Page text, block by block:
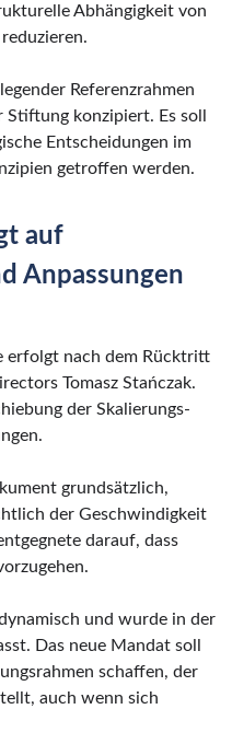
Abhängigkeit von
Referenzrahmen
konzipiert. Es soll
Entscheidungen im
getroffen werden.
auf
Anpassungen
erfolgt nach dem Rücktritt
Tomasz Stańczak.
der Skalierungs-
grundsätzlich,
der Geschwindigkeit
darauf, dass
und wurde in der
Das neue Mandat soll
schaffen, der
auch wenn sich